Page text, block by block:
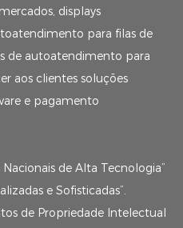
displays
para filas de
de autoatendimento para
aos clientes soluções
e pagamento
de Alta Tecnologia”
e Sofisticadas”.
de Propriedade Intelectual